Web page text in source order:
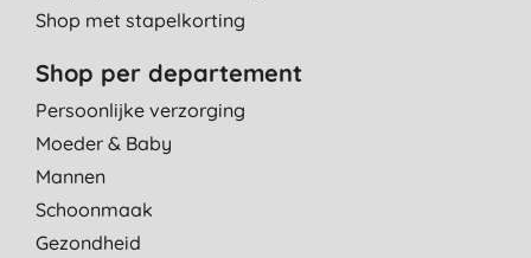
Shop met stapelkorting
Shop per departement
Persoonlijke verzorging
Moeder & Baby
Mannen
Schoonmaak
Gezondheid